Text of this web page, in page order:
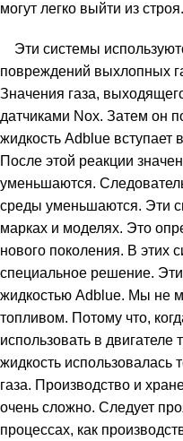
могут легко выйти из строя.
Эти системы
повреждений выхлопных
Значения газа,
датчиками Nox. Затем он
жидкость Adblue
После этой реакции
уменьшаются.
среды уменьшаются. Эти
марках и моделях. Это
нового поколения. В этих
специальное решение.
жидкостью Adblue. Мы не
топливом. Потому что,
использовать в двигателе
жидкость использовалась
газа. Производство и
очень сложно. Следует
процессах, как